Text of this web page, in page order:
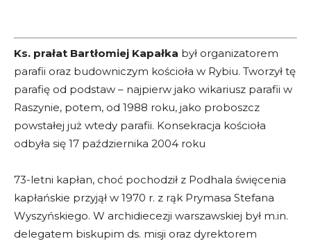
Ks. prałat Bartłomiej Kapałka był organizatorem
parafii oraz budowniczym kościoła w Rybiu. Tworzył tę
parafię od podstaw – najpierw jako wikariusz parafii w
Raszynie, potem, od 1988 roku, jako proboszcz
powstałej już wtedy parafii. Konsekracja kościoła
odbyła się 17 października 2004 roku
73-letni kapłan, choć pochodził z Podhala święcenia
kapłańskie przyjął w 1970 r. z rąk Prymasa Stefana
Wyszyńskiego. W archidiecezji warszawskiej był m.in.
delegatem biskupim ds. misji oraz dyrektorem